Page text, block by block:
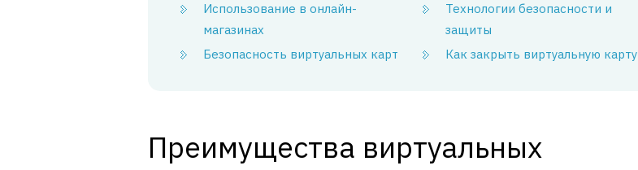
Использование в онлайн-
магазинах
Безопасность виртуальных карт
Технологии безопасности и
защиты
Как закрыть виртуальную карту
Преимущества виртуальных